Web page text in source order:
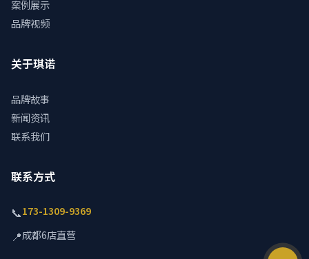
案例展示
品牌视频
关于琪诺
品牌故事
新闻资讯
联系我们
联系方式
📞173-1309-9369
📍成都6店直营